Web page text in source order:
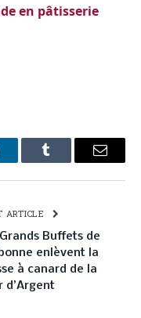
en pâtisserie
Tumblr Email
ARTICLE
Buffets de
enlèvent la
à canard de la
d’Argent